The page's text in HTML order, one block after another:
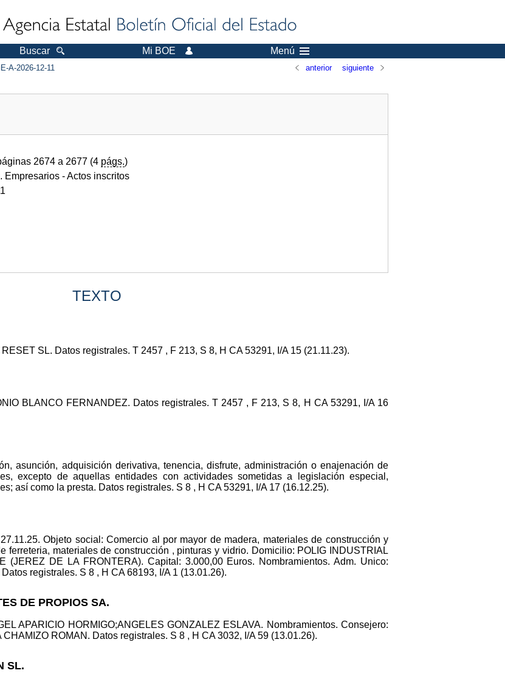
Buscar Mi BOE Menú
A-2026-12-11 anterior siguiente
2674 a 2677 (4 págs.)
Empresarios - Actos inscritos
TEXTO
SL. Datos registrales. T 2457 , F 213, S 8, H CA 53291, I/A 15 (21.11.23).
BLANCO FERNANDEZ. Datos registrales. T 2457 , F 213, S 8, H CA 53291, I/A 16
asunción, adquisición derivativa, tenencia, disfrute, administración o enajenación de
excepto de aquellas entidades con actividades sometidas a legislación especial,
así como la presta. Datos registrales. S 8 , H CA 53291, I/A 17 (16.12.25).
Objeto social: Comercio al por mayor de madera, materiales de construcción y
ferreteria, materiales de construcción , pinturas y vidrio. Domicilio: POLIG INDUSTRIAL
(JEREZ DE LA FRONTERA). Capital: 3.000,00 Euros. Nombramientos. Adm. Unico:
registrales. S 8 , H CA 68193, I/A 1 (13.01.26).
DE PROPIOS SA.
APARICIO HORMIGO;ANGELES GONZALEZ ESLAVA. Nombramientos. Consejero:
ROMAN. Datos registrales. S 8 , H CA 3032, I/A 59 (13.01.26).
SL.